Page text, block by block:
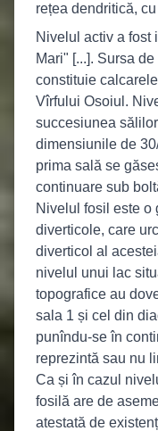
rețea dendritică,
Nivelul activ a fost
Mari" [...]. Sursa
constituie
Vîrfului Osoiul.
succesiunea
dimensiunile de
prima sală se
continuare sub
Nivelul fosil este o
diverticole, care
diverticol al
nivelul unui lac
topografice au
sala 1 și cel din
punîndu-se în
reprezintă sau nu
Ca și în cazul
fosilă are de
atestată de